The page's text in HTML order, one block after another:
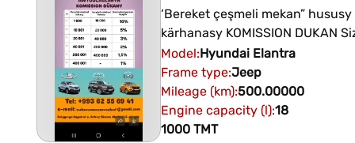
‘Bereket çeşmeli mekan” hususy
kärhanasy KOMISSION DUKAN Siziň
awtoulaglaryňyzyň
gysga wagtyň içinde taýýarlap
eder Комиссионный магазин по
торговле автомобилями
оформит куплю продажу
Model:Hyundai Elantra
Frame type:Jeep
Mileage (km):500.00000
Engine capacity (l):18
1000 TMT